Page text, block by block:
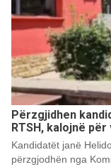
Përzgjidhen
RTSH, kalojnë
Kandidatët janë
përzgjodhën nga